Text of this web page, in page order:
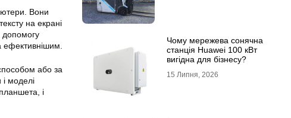
Вони
на екрані
допомогу
ефективнішим.
або за
моделі
і
Чому мережева сонячна
станція Huawei 100 кВт
вигідна для бізнесу?
15 Липня, 2026